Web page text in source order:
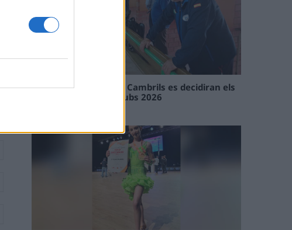
En les tirades de Flix i Cambrils es decidiran els
campions de l’Interclubs 2026